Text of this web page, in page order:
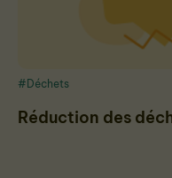
Réduction des
#Déchets